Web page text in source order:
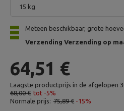
15 kg
Meteen beschikbaar, grote
Verzending Verzending op
64,51 €
Laagste productprijs in de afgelopen
68,00 € tot -5%
Normale prijs: 75,89 € -15%